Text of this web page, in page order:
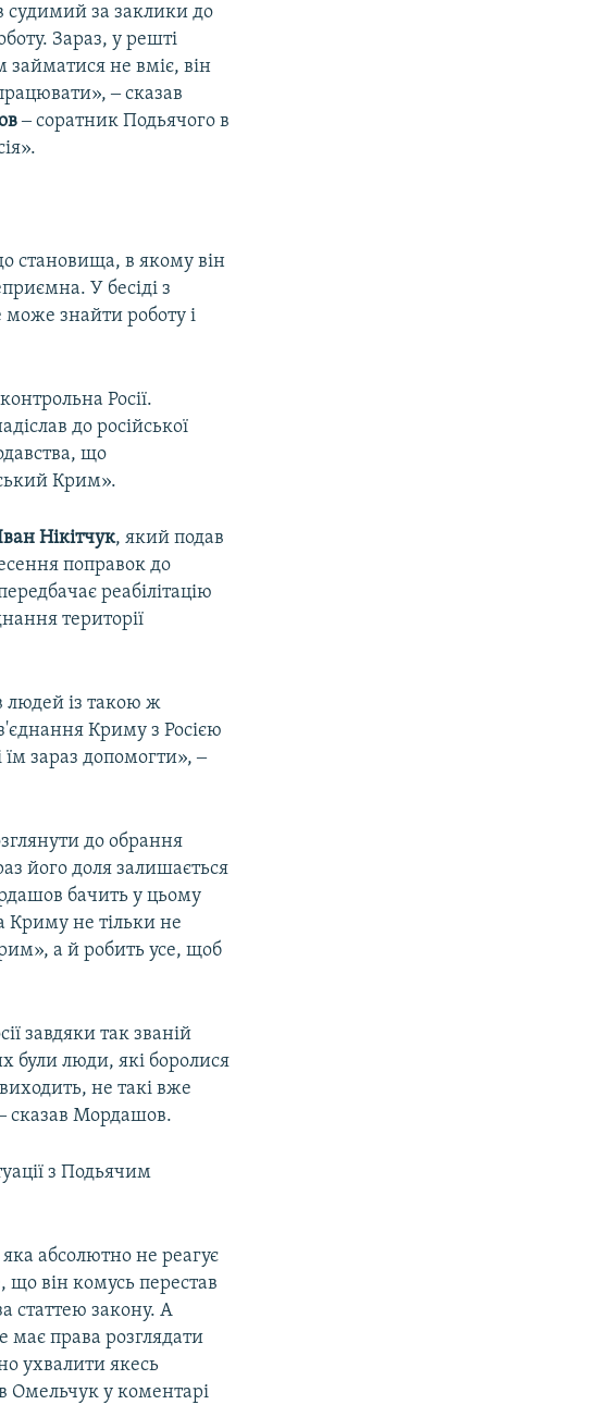
судимий за заклики до
Зараз, у решті
не вміє, він
‒ сказав
‒ соратник Подьячого в
становища, в якому він
У бесіді з
знайти роботу і
Росії.
до російської
що
Крим».
Нікітчук, який подав
поправок до
реабілітацію
території
людей із такою ж
Криму з Росією
їм зараз допомогти», ‒
до обрання
його доля залишається
бачить у цьому
Криму не тільки не
а й робить усе, щоб
завдяки так званій
були люди, які боролися
не такі вже
сказав Мордашов.
з Подьячим
абсолютно не реагує
що він комусь перестав
статтею закону. А
має права розглядати
ухвалити якесь
Омельчук у коментарі